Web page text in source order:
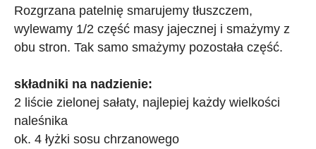
Rozgrzana patelnię smarujemy tłuszczem,
wylewamy 1/2 część masy jajecznej i smażymy z
obu stron. Tak samo smażymy pozostała część.
składniki na nadzienie:
2 liście zielonej sałaty, najlepiej każdy wielkości
naleśnika
ok. 4 łyżki sosu chrzanowego